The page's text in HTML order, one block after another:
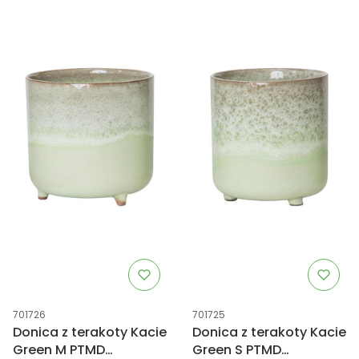
Kod produktu
701726
Donica z terakoty Kacie
Green M PTMD
Kod produktu
701725
Donica z terakoty Kacie
Green S PTMD